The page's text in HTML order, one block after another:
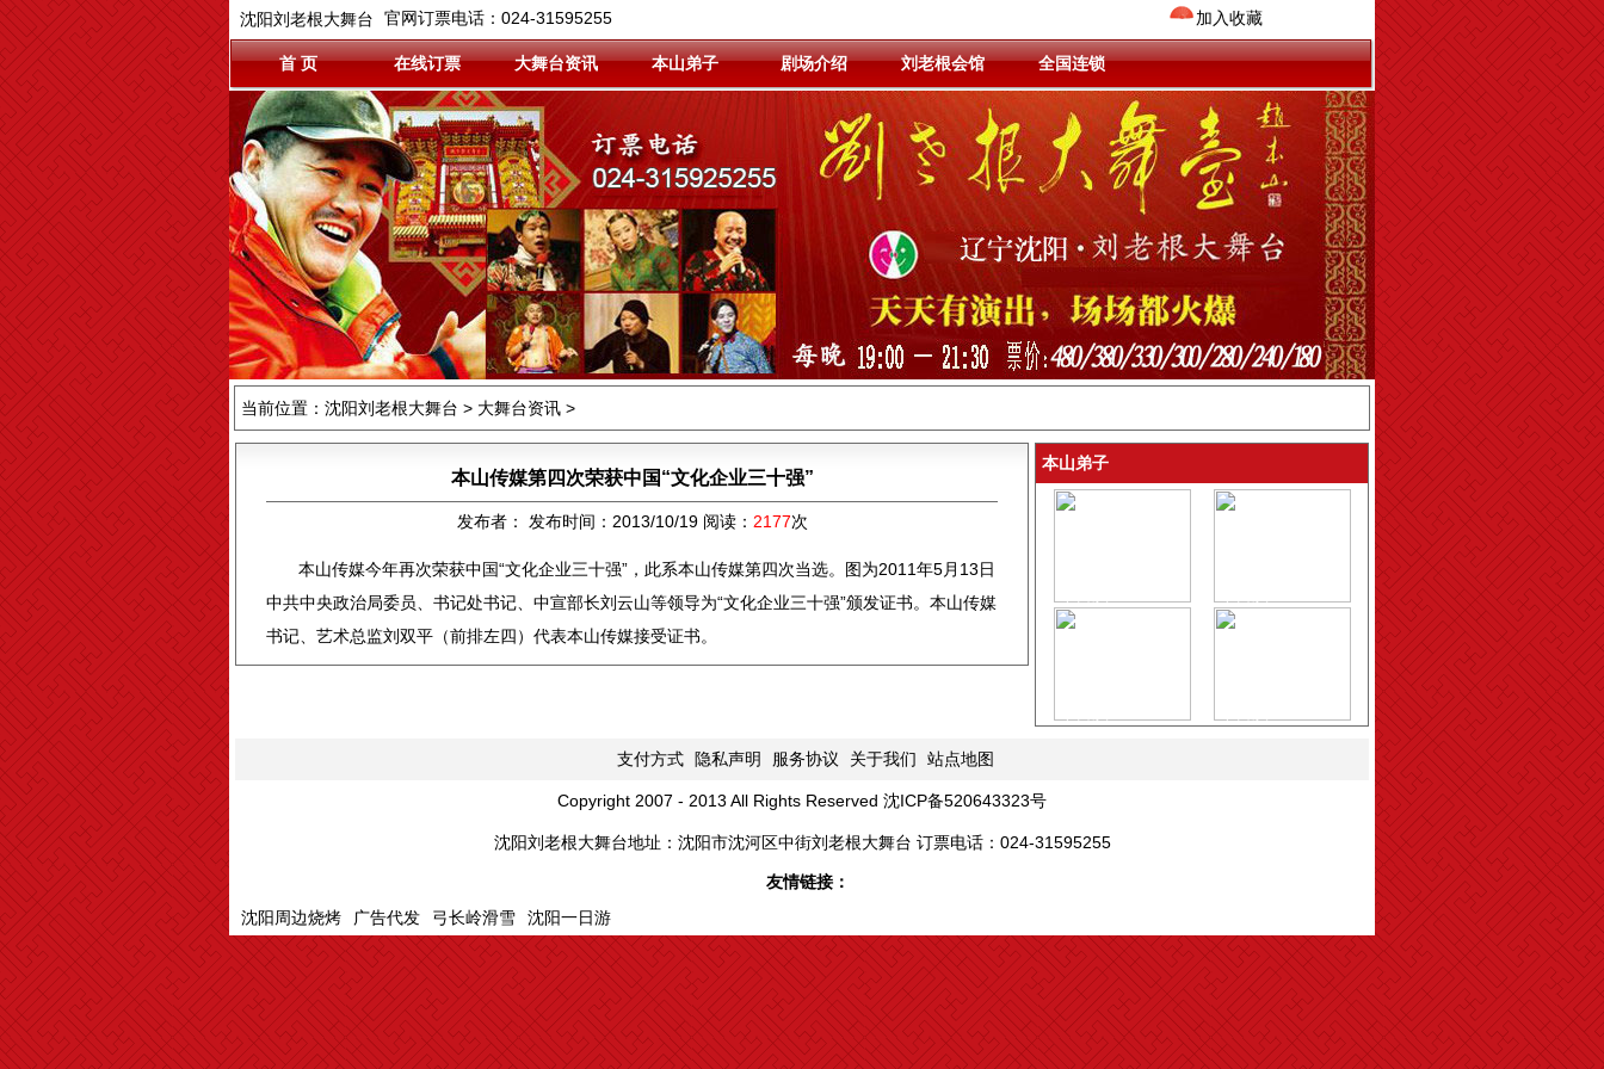
沈阳刘老根大舞台 官网订票电话：024-31595255 加入收藏
首 页 在线订票 大舞台资讯 本山弟子 剧场介绍 刘老根会馆 全国连锁
当前位置： 沈阳刘老根大舞台 > 大舞台资讯 >
本山传媒第四次荣获中国“文化企业三十强”
发布者： 发布时间：2013/10/19 阅读： 2177次
本山传媒今年再次荣获中国“文化企业三十强”，此系本山传媒第四次当选。图为2011年5月13日
中共中央政治局委员、书记处书记、中宣部长刘云山等领导为“文化企业三十强”颁发证书。本山传媒
书记、艺术总监刘双平（前排左四）代表本山传媒接受证书。
本山弟子
支付方式
隐私声明 服务协议 关于我们 站点地图
Copyright 2007 - 2013 All Rights Reserved 沈ICP备520643323号
沈阳刘老根大舞台地址：沈阳市沈河区中街刘老根大舞台 订票电话：024-31595255
友情链接：
沈阳周边烧烤
广告代发 弓长岭滑雪 沈阳一日游